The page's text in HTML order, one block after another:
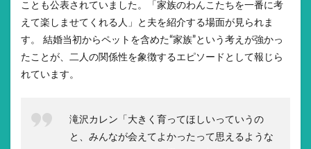
ことも公表されていました。「家族のわんこたちを一番に考
えて楽しませてくれる人」と夫を紹介する場面が見られま
す。 結婚当初からペットを含めた“家族”という考えが強かっ
たことが、二人の関係性を象徴するエピソードとして報じら
れています。
滝沢カレン「大きく育ってほしいっていうの
と、みんなが会えてよかったって思えるような